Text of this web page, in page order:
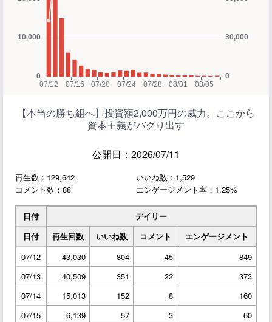
【本当の勝ち組へ】投資額2,000万円の威力。ここから
資本主義がバグり出す
公開日：2026/07/11
再生数：129,642
いいね数：1,529
コメント数：88
エンゲージメント率：1.25%
日付
デイリー
日付
再生回数 いいね数 コメント
エンゲージメント
07/12
43,030 804 45
849
07/13
40,509 351 22
373
07/14
15,013 152 8
160
07/15
6,139 57 3
60